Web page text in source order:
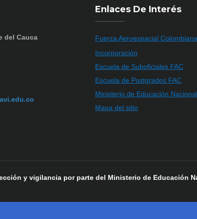
del Cauca
Enlaces De Interés
Fuerza Aeroespacial Colombiana
Incorporación
Escuela de Suboficiales FAC
Escuela de Postgrados FAC
Ministerio de Educación Nacional
Mapa del sitio
y vigilancia por parte del Ministerio de Educación